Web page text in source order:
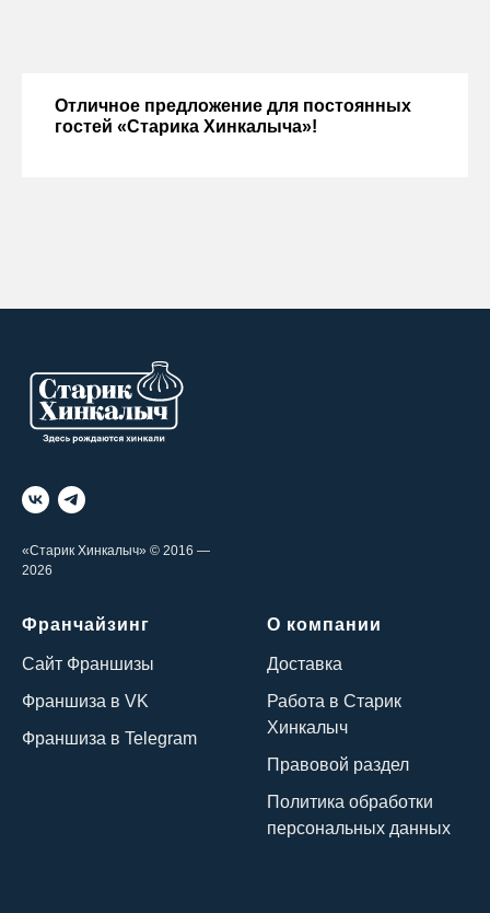
Отличное предложение для постоянных
гостей «Старика Хинкалыча»!
«Старик Хинкалыч» © 2016 —
2026
Франчайзинг
Сайт Франшизы
Франшиза в VK
Франшиза в Telegram
О компании
Доставка
Работа в Старик
Хинкалыч
Правовой раздел
Политика обработки
персональных данных